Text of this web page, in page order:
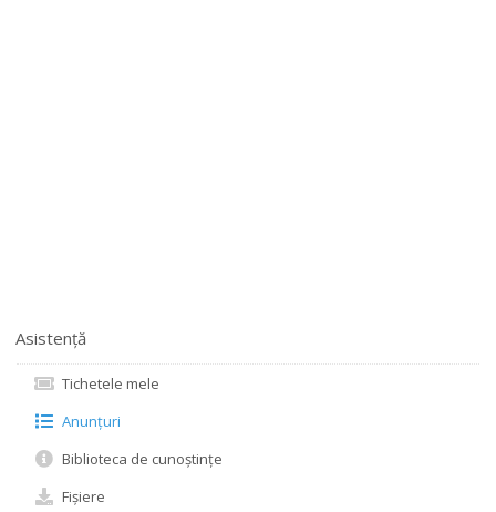
Asistență
Tichetele mele
Anunțuri
Biblioteca de cunoștințe
Fișiere